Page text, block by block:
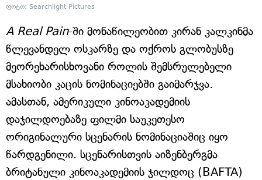
ფოტო: Searchlight Pictures
A Real Pain-ში მონაწილეობით კირან კალკინმა
წლევანდელ ოსკარზე და ოქროს გლობუსზე
მეორეხარისხოვანი როლის შემსრულებელი
მსახიობი კაცის ნომინაციებში გაიმარჯვა.
ამასთან, ამერიკული კინოაკადემიის
დაჯილდოებაზე ფილმი საუკეთესო
ორიგინალური სცენარის ნომინაციაშიც იყო
წარდგენილი. სცენარისთვის აიზენბერგმა
ბრიტანული კინოაკადემიის ჯილდოც (BAFTA)